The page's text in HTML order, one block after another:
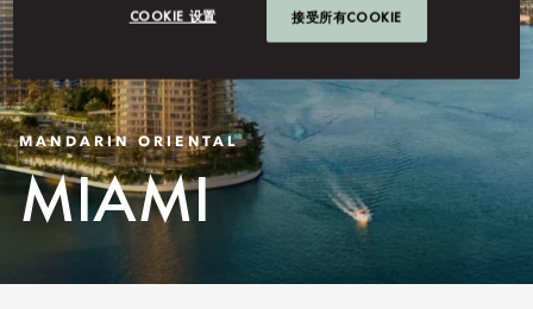
MANDARIN ORIENTAL
MIAMI
COOKIE 设置 接受所有COOKIE